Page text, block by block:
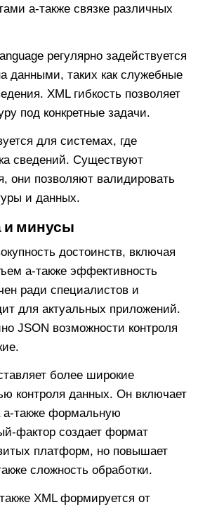
а-также связке различных
регулярно задействуется
данными, таких как служебные
XML гибкость позволяет
под конкретные задачи.
для системах, где
сведений. Существуют
они позволяют валидировать
и данных.
и минусы
достоинств, включая
а-также эффективность
ради специалистов и
для актуальных приложений.
JSON возможности контроля
более широкие
контроля данных. Он включает
а-также формальную
фактор создает формат
платформ, но повышает
сложность обработки.
XML формируется от